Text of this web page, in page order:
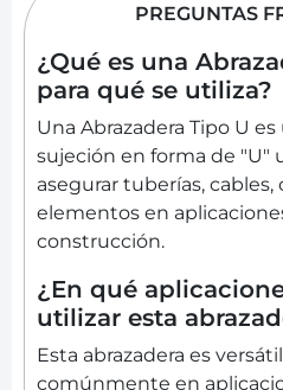
PREGUNTAS
¿Qué es una
para qué se utiliza?
Una Abrazadera Tipo U
sujeción en forma de "U"
asegurar tuberías,
elementos en
construcción.
¿En qué
utilizar esta
Esta abrazadera es
comúnmente en